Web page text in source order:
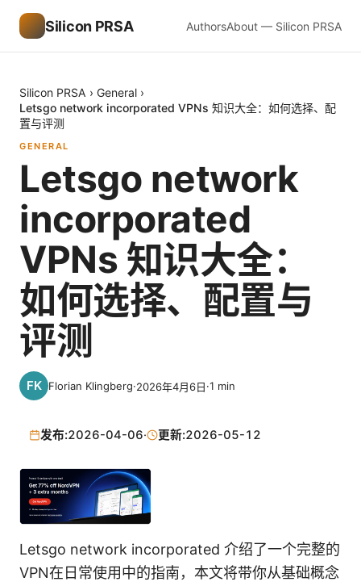
Silicon PRSA AuthorsAbout — Silicon PRSA
Silicon PRSA › General ›
Letsgo network incorporated VPNs 知识大全：如何选择、配
置与评测
GENERAL
Letsgo network
incorporated
VPNs 知识大全：
如何选择、配置与
评测
Florian Klingberg·2026年4月6日·1 min
发布:2026-04-06· 更新:2026-05-12
Letsgo network incorporated 介绍了一个完整的
VPN在日常使用中的指南，本文将带你从基础概念